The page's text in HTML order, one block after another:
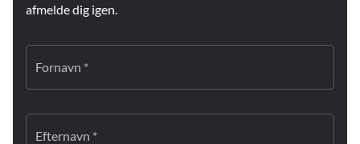
afmelde dig igen.
Fornavn *
Efternavn *